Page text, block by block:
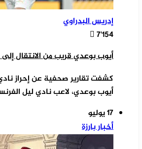
إدريس البدراوي
7٬154
أيوب بوعدي قريب من الانتقال
كشفت تقارير صحفية عن إحراز
أيوب بوعدي، لاعب نادي ليل
17 يوليو
أخبار بارزة